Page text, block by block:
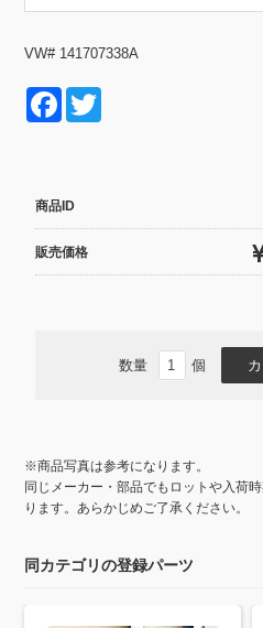
VW# 141707338A
F
e
b
o
商品ID
販売価格
数量 個
※商品写真は参考になります。
同じメーカー・部品でもロットや入荷
ります。あらかじめご了承ください。
同カテゴリの登録パーツ